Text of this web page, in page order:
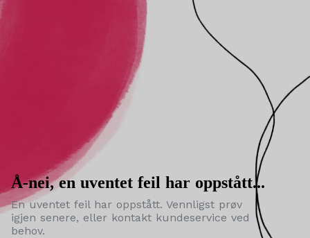
Å-nei, en uventet feil har oppstått...
En uventet feil har oppstått. Vennligst prøv
igjen senere, eller kontakt kundeservice ved
behov.